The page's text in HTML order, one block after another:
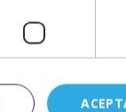
Mensaje